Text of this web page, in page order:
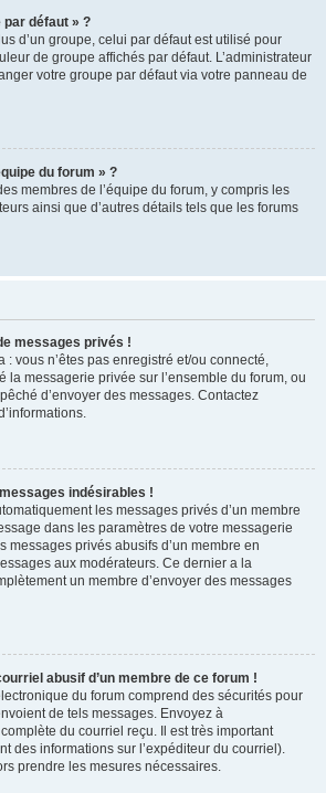
par défaut » ?
d’un groupe, celui par défaut est utilisé pour
de groupe affichés par défaut. L’administrateur
votre groupe par défaut via votre panneau de
du forum » ?
membres de l’équipe du forum, y compris les
ainsi que d’autres détails tels que les forums
messages privés !
: vous n’êtes pas enregistré et/ou connecté,
la messagerie privée sur l’ensemble du forum, ou
d’envoyer des messages. Contactez
indésirables !
les messages privés d’un membre
dans les paramètres de votre messagerie
messages privés abusifs d’un membre en
aux modérateurs. Ce dernier a la
un membre d’envoyer des messages
abusif d’un membre de ce forum !
du forum comprend des sécurités pour
de tels messages. Envoyez à
du courriel reçu. Il est très important
des informations sur l’expéditeur du courriel).
prendre les mesures nécessaires.